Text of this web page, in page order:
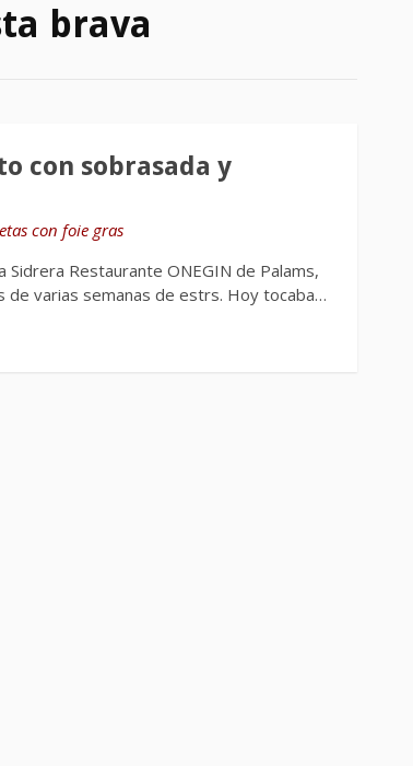
brava
con sobrasada y
con foie gras
Restaurante ONEGIN de Palams,
de varias semanas de estrs. Hoy tocaba…